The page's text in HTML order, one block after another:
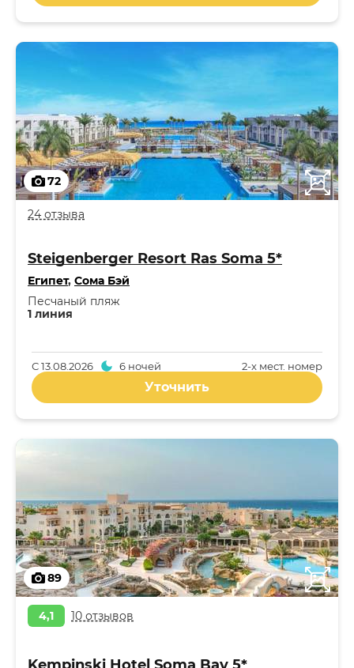
72
24 отзыва
Steigenberger Resort Ras Soma 5*
Египет, Сома Бэй
1 линия
Песчаный пляж
2-x мест. номер
С13.08.2026 6 ночей
Уточнить
89
4,1 10 отзывов